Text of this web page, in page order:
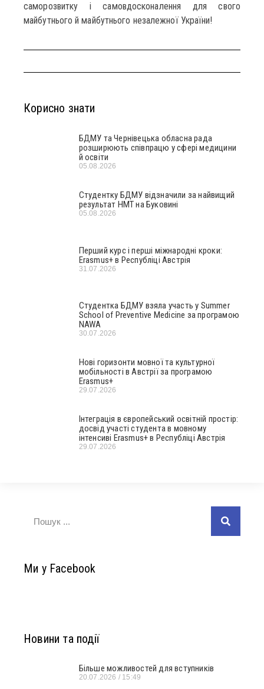
саморозвитку і самовдосконалення для свого
майбутнього й майбутнього незалежної України!
Корисно знати
БДМУ та Чернівецька обласна рада
розширюють співпрацю у сфері медицини
й освіти
05.08.2026
Студентку БДМУ відзначили за найвищий
результат НМТ на Буковині
05.08.2026
Перший курс і перші міжнародні кроки:
Erasmus+ в Республіці Австрія
31.07.2026
Студентка БДМУ взяла участь у Summer
School of Preventive Medicine за програмою
NAWA
30.07.2026
Нові горизонти мовної та культурної
мобільності в Австрії за програмою
Erasmus+
29.07.2026
Інтеграція в європейський освітній простір:
досвід участі студента в мовному
інтенсиві Erasmus+ в Республіці Австрія
29.07.2026
Ми у Facebook
Новини та події
Більше можливостей для вступників
20.07.2026 15:49